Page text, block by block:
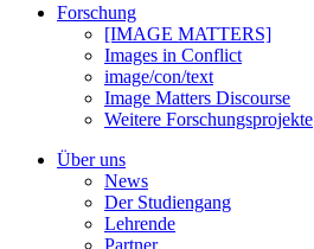
Forschung
[IMAGE MATTERS]
Images in Conflict
image/con/text
Image Matters Discourse
Weitere Forschungsprojekte
Über uns
News
Der Studiengang
Lehrende
Partner